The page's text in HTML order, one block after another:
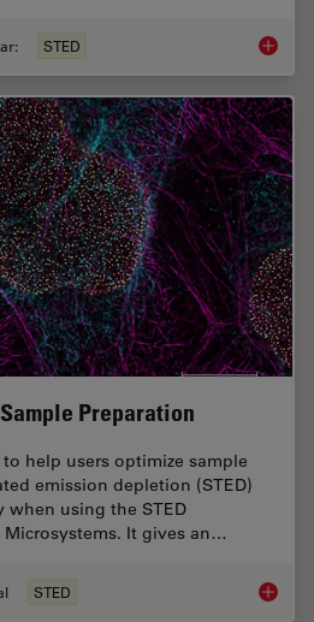
STED
Preparation
help users optimize sample
emission depletion (STED)
when using the STED
Microsystems. It gives an…
STED The